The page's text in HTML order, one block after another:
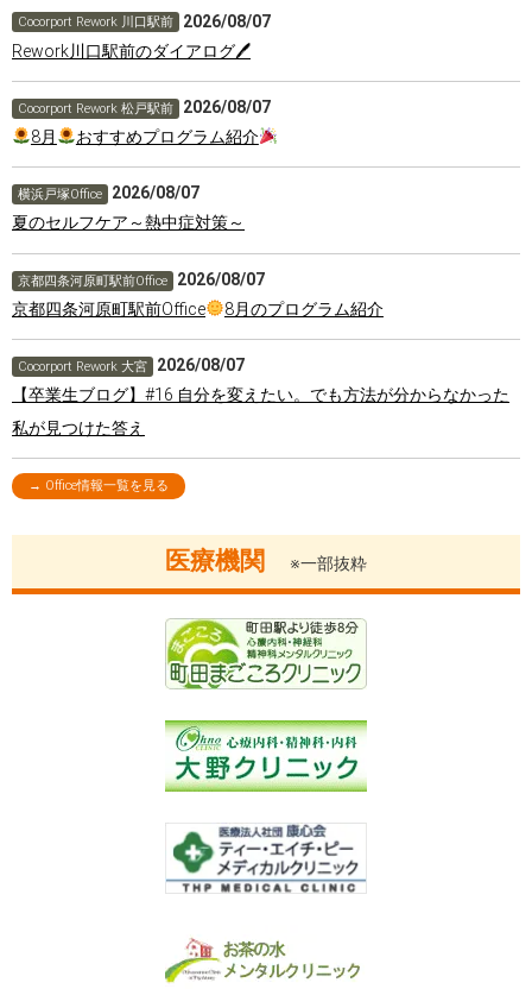
Cocorport Rework 川口駅前
2026/08/07
Rework川口駅前のダイアログ🖊
Cocorport Rework 松戸駅前
2026/08/07
8月
おすすめプログラム紹介
横浜戸塚Office
2026/08/07
夏のセルフケア～熱中症対策～
京都四条河原町駅前Office
2026/08/07
京都四条河原町駅前Office
8月のプログラム紹介
Cocorport Rework 大宮
2026/08/07
【卒業生ブログ】#16 自分を変えたい。でも方法が分からなかった
私が見つけた答え
→ Office情報一覧を見る
医療機関 ※一部抜粋